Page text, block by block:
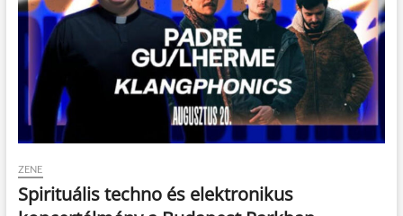
ZENE
Spirituális techno és elektronikus